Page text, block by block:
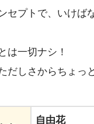
セプトで、いけば
は一切ナシ！
だしさからちょっ
自由花